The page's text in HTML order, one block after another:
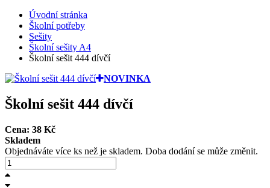
Úvodní stránka
Školní potřeby
Sešity
Školní sešity A4
Školní sešit 444 dívčí
NOVINKA
Školní sešit 444 dívčí
Cena: 38 Kč
Skladem
Objednáváte více ks než je skladem. Doba dodání se může změnit.